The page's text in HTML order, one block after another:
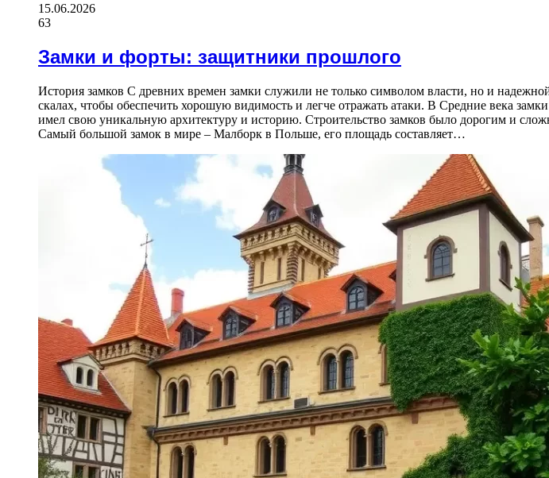
15.06.2026
63
Замки и форты: защитники прошлого
История замков С древних времен замки служили не только символом власти, но и
скалах, чтобы обеспечить хорошую видимость и легче отражать атаки. В Средние века
имел свою уникальную архитектуру и историю. Строительство замков было дорогим и
Самый большой замок в мире – Малборк в Польше, его площадь составляет…